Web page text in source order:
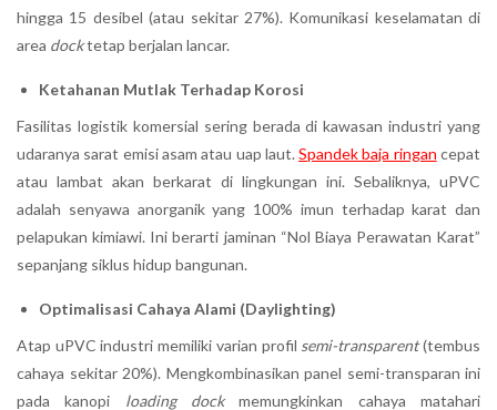
hingga 15 desibel (atau sekitar 27%). Komunikasi keselamatan di
area docktetap berjalan lancar.
Ketahanan Mutlak Terhadap Korosi
Fasilitas logistik komersial sering berada di kawasan industri yang
udaranya sarat emisi asam atau uap laut.Spandek baja ringan cepat
atau lambat akan berkarat di lingkungan ini. Sebaliknya, uPVC
adalah senyawa anorganik yang 100% imun terhadap karat dan
pelapukan kimiawi. Ini berarti jaminan “Nol Biaya Perawatan Karat”
sepanjang siklus hidup bangunan.
Optimalisasi Cahaya Alami (Daylighting)
Atap uPVC industri memiliki varian profil semi-transparent(tembus
cahaya sekitar 20%). Mengkombinasikan panel semi-transparan ini
pada kanopi loading dockmemungkinkan cahaya matahari